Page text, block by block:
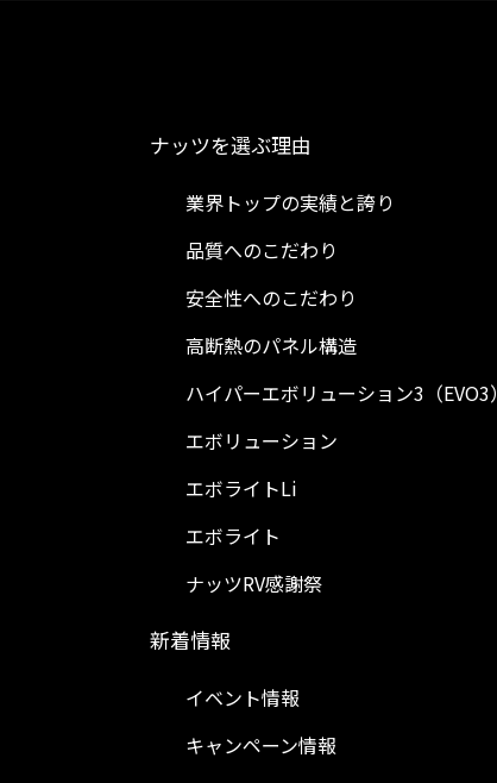
ナッツを選ぶ理由
業界トップの実績と誇り
品質へのこだわり
安全性へのこだわり
高断熱のパネル構造
ハイパーエボリューション3（EVO3）
エボリューション
エボライトLi
エボライト
ナッツRV感謝祭
新着情報
イベント情報
キャンペーン情報